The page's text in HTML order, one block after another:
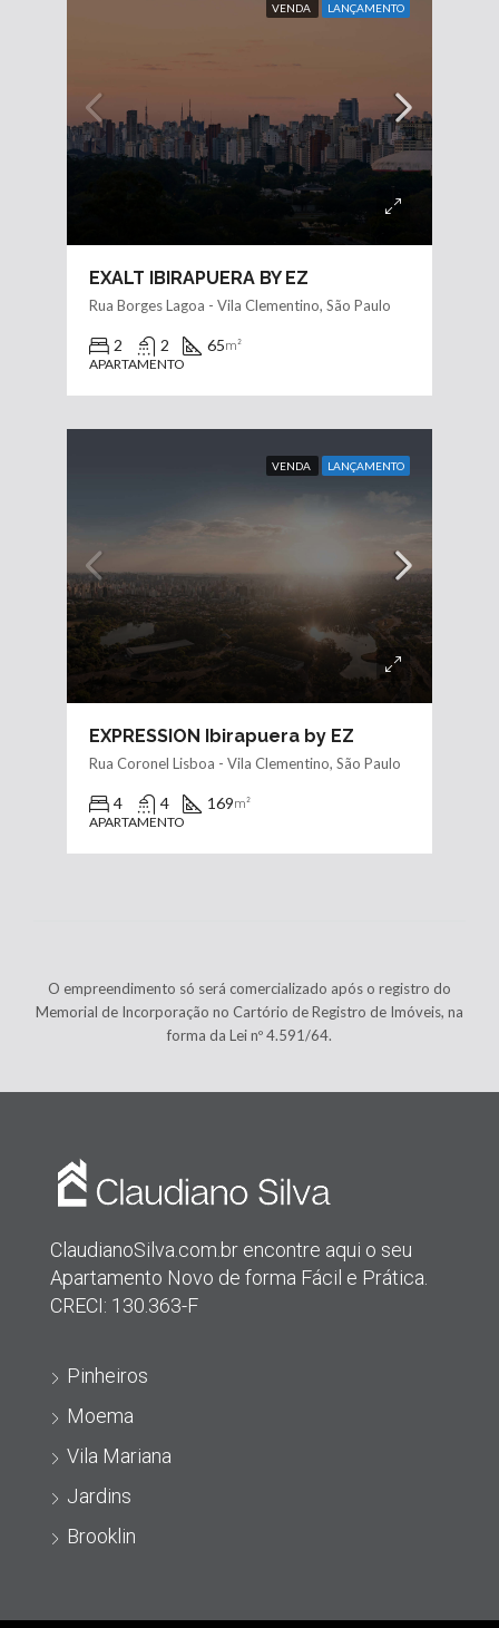
VENDA LANÇAMENTO
EXALT IBIRAPUERA BY EZ
Rua Borges Lagoa - Vila Clementino, São Paulo
2 2 65m²
APARTAMENTO
VENDA LANÇAMENTO
EXPRESSION Ibirapuera by EZ
Rua Coronel Lisboa - Vila Clementino, São Paulo
4 4 169m²
APARTAMENTO
O empreendimento só será comercializado após o registro do
Memorial de Incorporação no Cartório de Registro de Imóveis, na
forma da Lei nº 4.591/64.
ClaudianoSilva.com.br encontre aqui o seu
Apartamento Novo de forma Fácil e Prática.
CRECI: 130.363-F
Pinheiros
Moema
Vila Mariana
Jardins
Brooklin